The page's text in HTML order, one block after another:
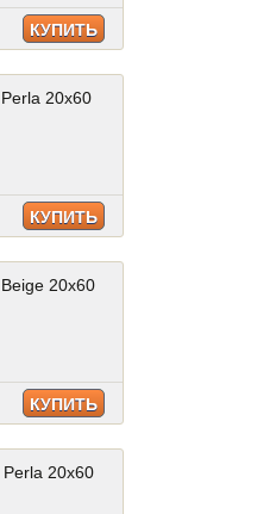
КУПИТЬ
20x60
КУПИТЬ
20x60
КУПИТЬ
20x60